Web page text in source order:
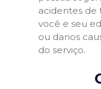
acidentes de
você e seu
ou danos
do serviço.